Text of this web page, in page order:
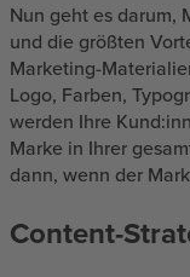
Nun geht es darum,
und die größten
Marketing-
Logo, Farben,
werden Ihre
Marke in Ihrer
dann, wenn der
Content-